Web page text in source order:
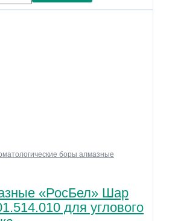
боры алмазные
«РосБел» Шар
для углового